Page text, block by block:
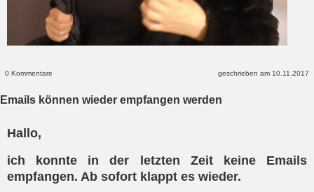
0 Kommentare geschrieben am 10.11.2017
Emails können wieder empfangen werden
Hallo,
ich konnte in der letzten Zeit keine Emails
empfangen. Ab sofort klappt es wieder.